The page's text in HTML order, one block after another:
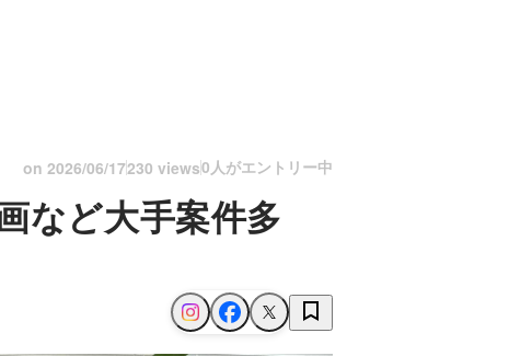
on 2026/06/17230 views0人がエントリー中
など大手案件多